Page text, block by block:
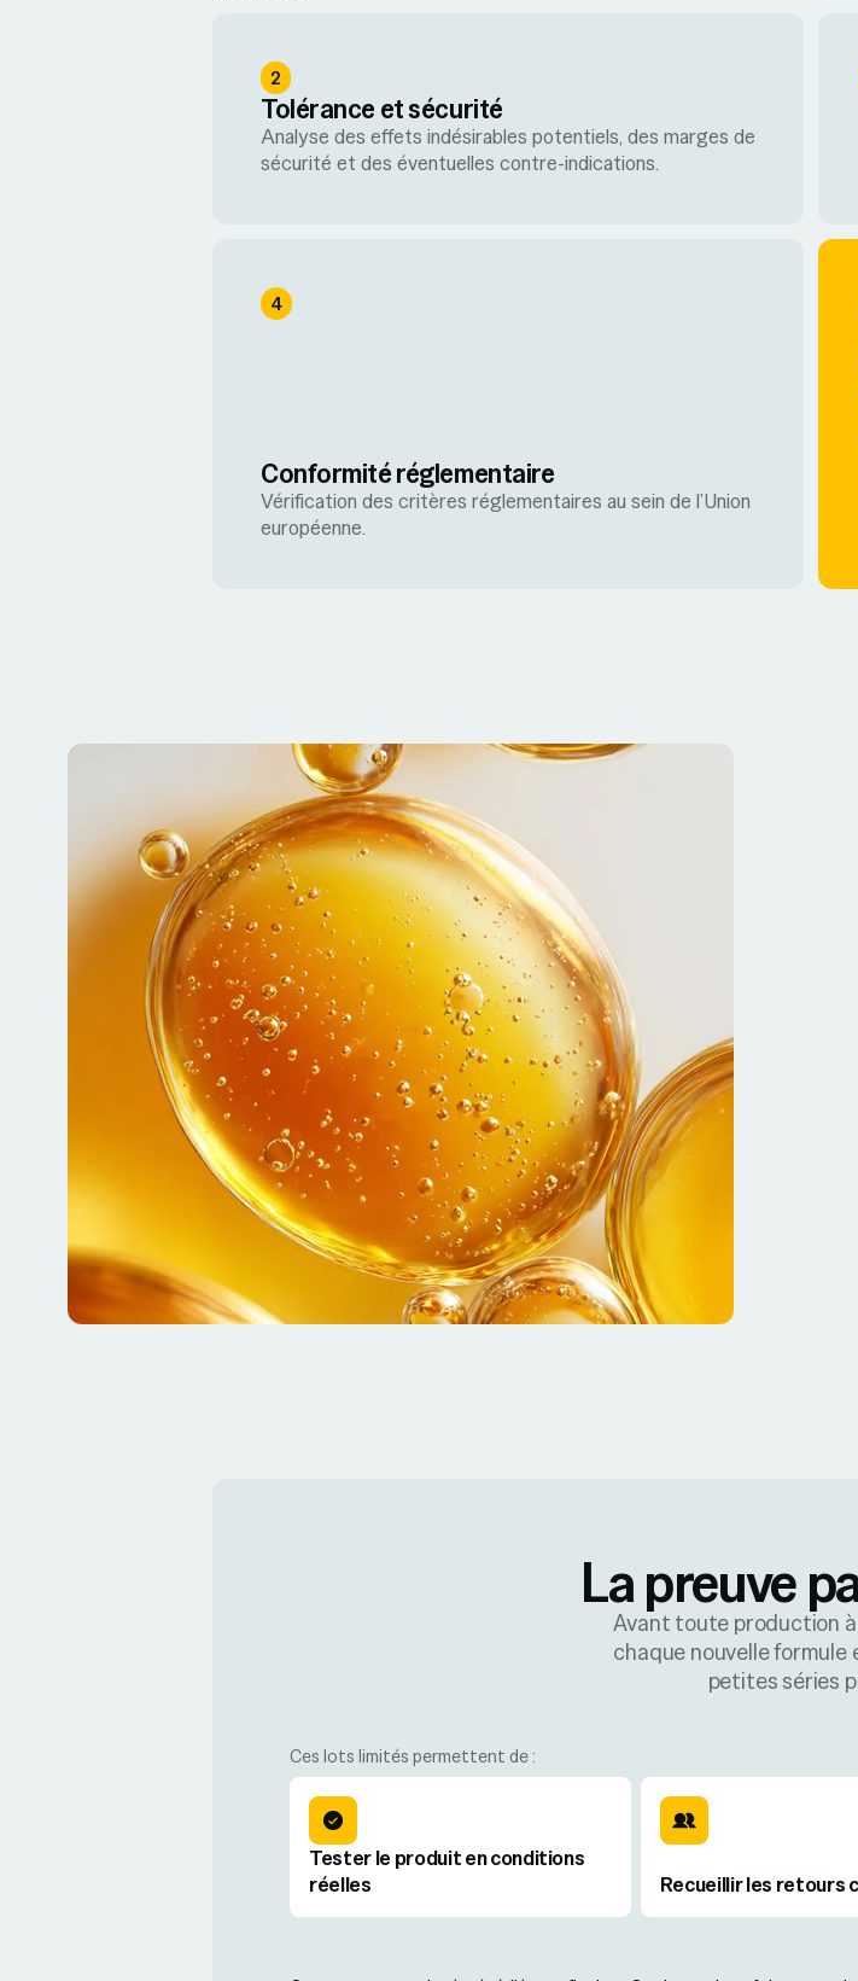
2
Tolérance et sécurité
Analyse des effets indésirables potentiels, des marges de
sécurité et des éventuelles contre-indications.
4
Conformité réglementaire
Vérification des critères réglementaires au sein de l’Union
européenne.
La preuve
Avant toute production
chaque nouvelle formule
petites séries
Ces lots limités permettent de :
Tester le produit en conditions
réelles
Recueillir les retours